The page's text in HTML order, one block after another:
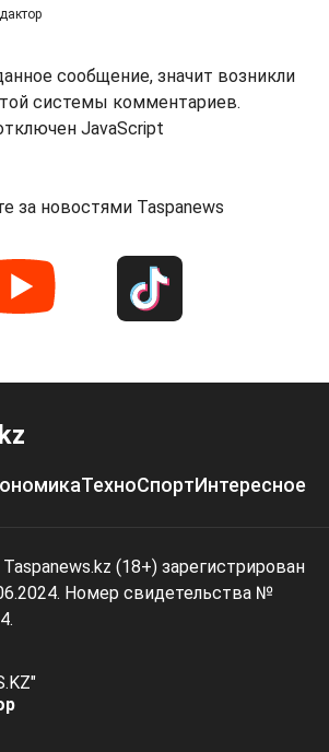
сообщение, значит возникли
системы комментариев.
JavaScript
за новостями Taspanews
ТехноСпортИнтересное
(18+) зарегистрирован
Номер свидетельства №